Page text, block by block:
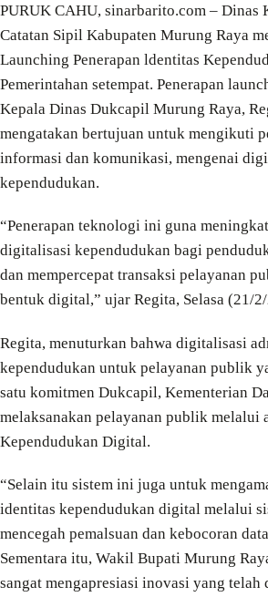
PURUK CAHU, sinarbarito.com – Dinas
Catatan Sipil Kabupaten Murung Raya
Launching Penerapan ldentitas
Pemerintahan setempat. Penerapan
Kepala Dinas Dukcapil Murung Raya,
mengatakan bertujuan untuk mengikuti
informasi dan komunikasi, mengenai
kependudukan.
“Penerapan teknologi ini guna
digitalisasi kependudukan bagi
dan mempercepat transaksi pelayanan
bentuk digital,” ujar Regita, Selasa (21/
Regita, menuturkan bahwa digitalisasi
kependudukan untuk pelayanan publik
satu komitmen Dukcapil, Kementerian
melaksanakan pelayanan publik melalui
Kependudukan Digital.
“Selain itu sistem ini juga untuk
identitas kependudukan digital melalui
mencegah pemalsuan dan kebocoran
Sementara itu, Wakil Bupati Murung
sangat mengapresiasi inovasi yang telah